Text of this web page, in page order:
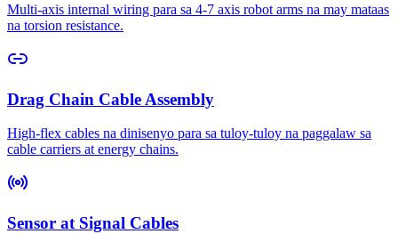
Multi-axis internal wiring para sa 4-7 axis robot arms na may mataas
na torsion resistance.
Drag Chain Cable Assembly
High-flex cables na dinisenyo para sa tuloy-tuloy na paggalaw sa
cable carriers at energy chains.
Sensor at Signal Cables